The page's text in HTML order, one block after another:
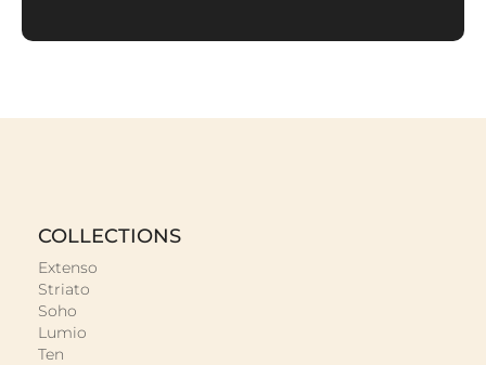
COLLECTIONS
Extenso
Striato
Soho
Lumio
Ten